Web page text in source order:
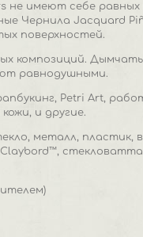
не имеют себе равных
Чернила Jacquard
поверхностей.
композиций.
равнодушными.
Petri Art,
и другие.
металл, пластик,
Claybord™,